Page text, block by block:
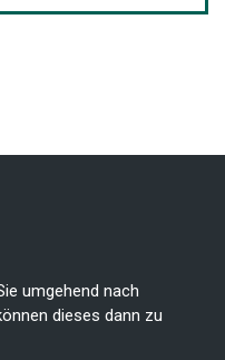
umgehend nach
dieses dann zu